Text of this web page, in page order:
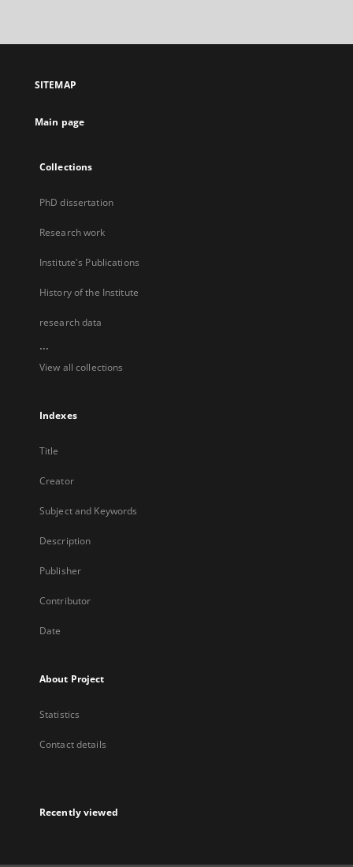
SITEMAP
Main page
Collections
PhD dissertation
Research work
Institute's Publications
History of the Institute
research data
...
View all collections
Indexes
Title
Creator
Subject and Keywords
Description
Publisher
Contributor
Date
About Project
Statistics
Contact details
Recently viewed